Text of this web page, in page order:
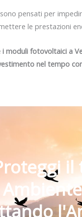
pensati per
le prestazioni
moduli fotovoltaici a
nel tempo
il